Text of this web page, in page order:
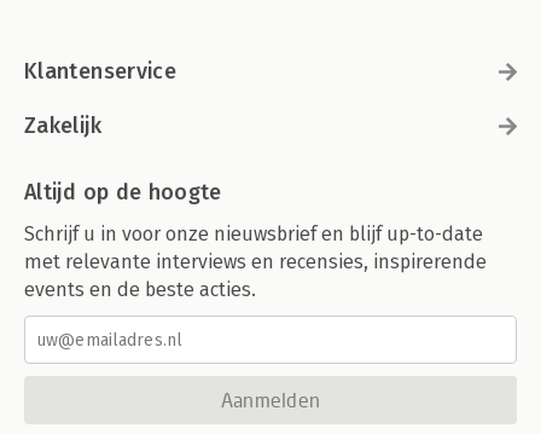
Klantenservice
Zakelijk
Altijd op de hoogte
Schrijf u in voor onze nieuwsbrief en blijf up-to-date
met relevante interviews en recensies, inspirerende
events en de beste acties.
Aanmelden